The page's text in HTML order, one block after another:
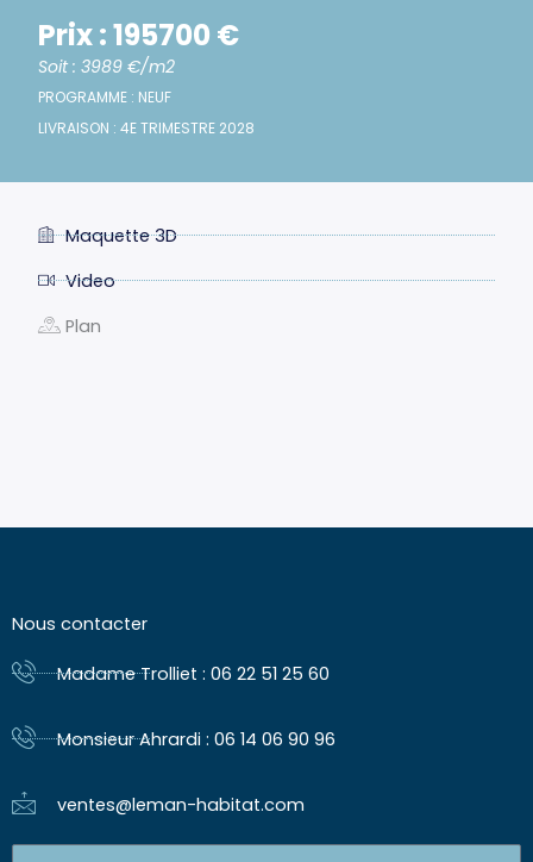
Prix : 195700 €
Soit : 3989 €/m2
PROGRAMME : NEUF
LIVRAISON : 4E TRIMESTRE 2028
Maquette 3D
Video
Plan
Nous contacter
Madame Trolliet : 06 22 51 25 60
Monsieur Ahrardi : 06 14 06 90 96
ventes@leman-habitat.com